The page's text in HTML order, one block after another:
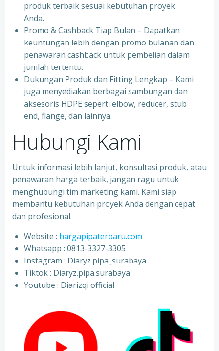
produk terbaik sesuai kebutuhan proyek
Anda.
Promo & Cashback Tiap Bulan – Dapatkan
keuntungan lebih dengan promo bulanan dan
penawaran cashback untuk pembelian dalam
jumlah tertentu.
Dukungan Produk dan Fitting Lengkap – Kami
juga menyediakan berbagai sambungan dan
aksesoris HDPE seperti elbow, reducer, stub
end, flange, dan lainnya.
Hubungi Kami
Untuk informasi lebih lanjut, konsultasi produk, atau
penawaran harga terbaik, jangan ragu untuk
menghubungi tim marketing kami. Kami siap
membantu kebutuhan proyek Anda dengan cepat
dan profesional.
Website : hargapipaterbaru.com
Whatsapp : 0813-3327-3305
⁠Instagram : Diaryz.pipa_surabaya
⁠Tiktok : Diaryz.pipa.surabaya
⁠Youtube : Diarizqi official